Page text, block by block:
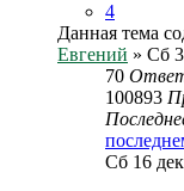
4
Данная тема
Евгений » Сб
70
100893
Сб 16